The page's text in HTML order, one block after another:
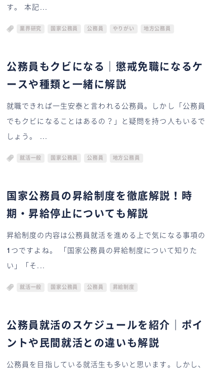
す。 本記...
業界研究 国家公務員 公務員 やりがい 地方公務員
公務員もクビになる｜懲戒免職になるケ
ースや種類と一緒に解説
就職できれば一生安泰と言われる公務員。しかし「公務員
でもクビになることはあるの？」と疑問を持つ人もいるで
しょう。 ...
就活一般 国家公務員 公務員 地方公務員
国家公務員の昇給制度を徹底解説！時
期・昇給停止についても解説
昇給制度の内容は公務員就活を進める上で気になる事項の
1つですよね。 「国家公務員の昇給制度について知りた
い」「そ...
就活一般 国家公務員 公務員 昇給制度
公務員就活のスケジュールを紹介｜ポイ
ントや民間就活との違いも解説
公務員を目指している就活生も多いと思います。しかし、